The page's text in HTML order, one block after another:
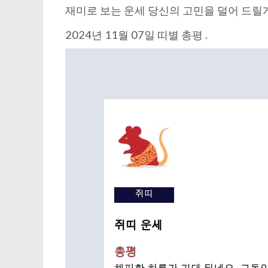
재미로 보는 운세 당신의 고민을 덜어 드릴
2024년 11월 07일 띠별 총평 .